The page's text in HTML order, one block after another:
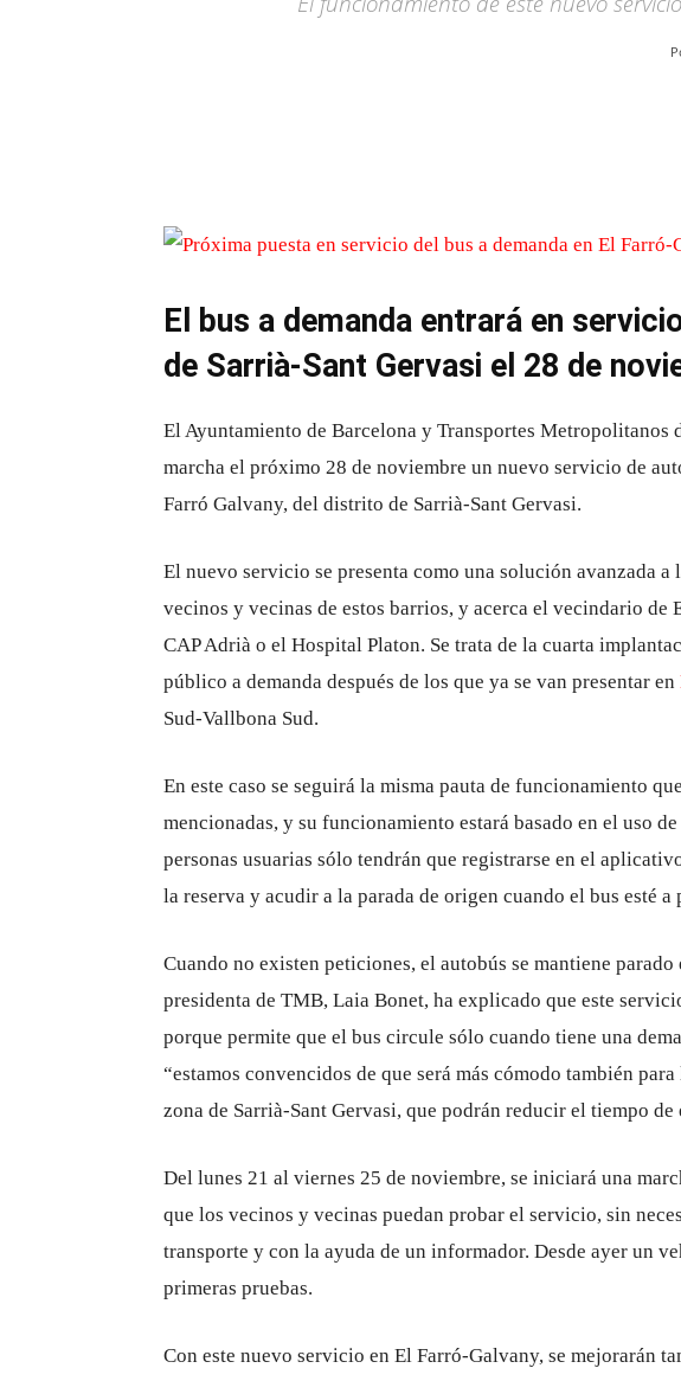
El bus a demanda entrará en
de Sarrià-Sant Gervasi el 28 de
El Ayuntamiento de Barcelona y Transportes Metropolitanos
marcha el próximo 28 de noviembre un nuevo servicio de
Farró Galvany, del distrito de Sarrià-Sant Gervasi.
El nuevo servicio se presenta como una solución avanzada a
vecinos y vecinas de estos barrios, y acerca el vecindario de
CAP Adrià o el Hospital Platon. Se trata de la cuarta
público a demanda después de los que ya se van presentar en
Sud-Vallbona Sud.
En este caso se seguirá la misma pauta de funcionamiento
mencionadas, y su funcionamiento estará basado en el uso
personas usuarias sólo tendrán que registrarse en el
la reserva y acudir a la parada de origen cuando el bus esté
Cuando no existen peticiones, el autobús se mantiene
presidenta de TMB, Laia Bonet, ha explicado que este
porque permite que el bus circule sólo cuando tiene una
“estamos convencidos de que será más cómodo también
zona de Sarrià-Sant Gervasi, que podrán reducir el tiempo de
Del lunes 21 al viernes 25 de noviembre, se iniciará una
que los vecinos y vecinas puedan probar el servicio, sin
transporte y con la ayuda de un informador. Desde ayer un
primeras pruebas.
Con este nuevo servicio en El Farró-Galvany, se mejorarán